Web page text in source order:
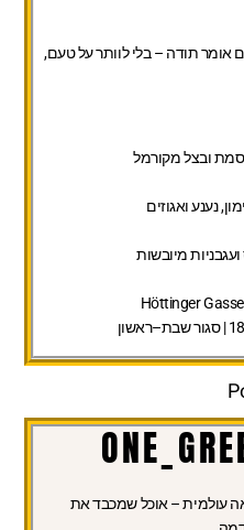
אומר תודה – בלי לוותר על טעם,
ובצל מקורמל
נענע ואגוזים
מיובשות
עולמית – אוכל שמכבד את